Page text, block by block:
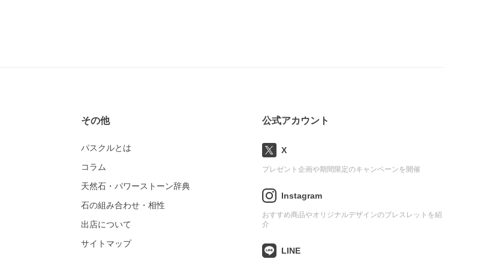
その他
パスクルとは
コラム
天然石・パワーストーン辞典
石の組み合わせ・相性
出店について
サイトマップ
公式アカウント
X
プレゼント企画や期間限定のキャンペーンを開催
Instagram
おすすめ商品やオリジナルデザインのブレスレットを紹
介
LINE